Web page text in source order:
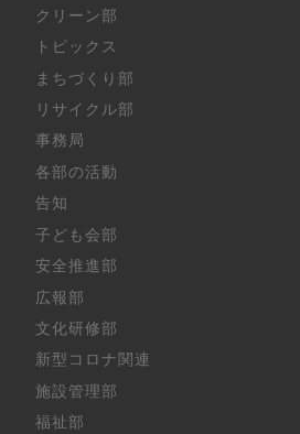
クリーン部
トピックス
まちづくり部
リサイクル部
事務局
各部の活動
告知
子ども会部
安全推進部
広報部
文化研修部
新型コロナ関連
施設管理部
福祉部